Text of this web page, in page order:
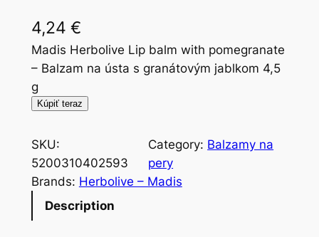
4,24 €
Madis Herbolive Lip balm with pomegranate
– Balzam na ústa s granátovým jablkom 4,5
g
Kúpiť teraz
SKU:
5200310402593
Category: Balzamy na
pery
Brands: Herbolive – Madis
Description